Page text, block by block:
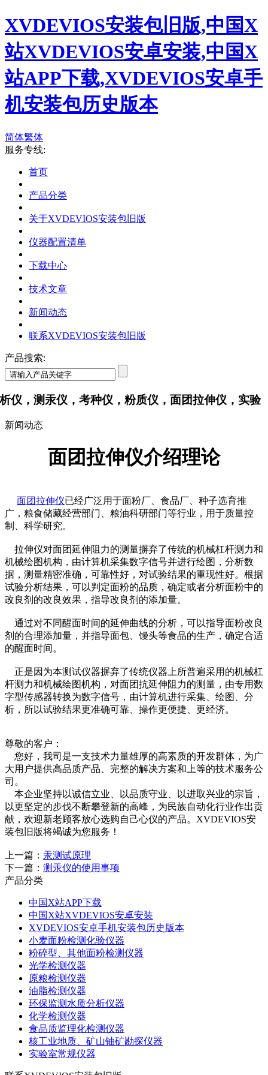
XVDEVIOS安装包旧版,中国X
站XVDEVIOS安卓安装,中国X
站APP下载,XVDEVIOS安卓手
机安装包历史版本
简体繁体
服务专线:
首页
产品分类
关于XVDEVIOS安装包旧版
仪器配置清单
下载中心
技术文章
新闻动态
联系XVDEVIOS安装包旧版
产品搜索:
，测汞仪，考种仪，粉质仪，面团拉伸仪，实
新闻动态
面团拉伸仪介绍理论
面团拉伸仪已经广泛用于面粉厂、食品厂、种子选育推
广，粮食储藏经营部门、粮油科研部门等行业，用于质量控
制、科学研究。
拉伸仪对面团延伸阻力的测量摒弃了传统的机械杠杆测力和
机械绘图机构，由计算机采集数字信号并进行绘图，分析数
据，测量精密准确，可靠性好，对试验结果的重现性好。根据
试验分析结果，可以判定面粉的品质，确定或者分析面粉中的
改良剂的改良效果，指导改良剂的添加量。
通过对不同醒面时间的延伸曲线的分析，可以指导面粉改良
剂的合理添加量，并指导面包、馒头等食品的生产，确定合适
的醒面时间。
正是因为本测试仪器摒弃了传统仪器上所普遍采用的机械杠
杆测力和机械绘图机构，对面团抗延伸阻力的测量，由专用数
字型传感器转换为数字信号，由计算机进行采集、绘图、分
析，所以试验结果更准确可靠、操作更便捷、更经济。
尊敬的客户：
您好，我司是一支技术力量雄厚的高素质的开发群体，为广
大用户提供高品质产品、完整的解决方案和上等的技术服务公
司。
本企业坚持以诚信立业、以品质守业、以进取兴业的宗旨，
以更坚定的步伐不断攀登新的高峰，为民族自动化行业作出贡
献，欢迎新老顾客放心选购自己心仪的产品。XVDEVIOS安
装包旧版将竭诚为您服务！
上一篇： 汞测试原理
下一篇： 测汞仪的使用事项
产品分类
中国X站APP下载
中国X站XVDEVIOS安卓安装
XVDEVIOS安卓手机安装包历史版本
小麦面粉检测化验仪器
粉碎型、其他面粉检测仪器
光学检测仪器
原粮检测仪器
油脂检测仪器
环保监测水质分析仪器
化学检测仪器
食品质监理化检测仪器
核工业地质、矿山铀矿勘探仪器
实验室常规仪器